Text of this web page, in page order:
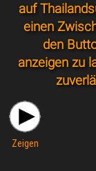
auf
einen
den
anzeigen zu
Zeigen